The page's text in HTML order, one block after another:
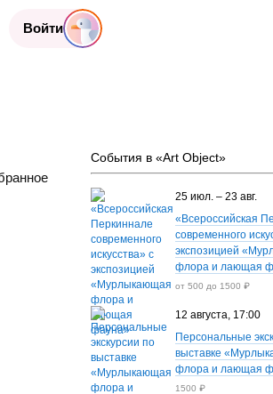
Войти
События в «Art Object»
25 июл. – 23 авг.
«Всероссийская
современного
экспозицией
флора и лающая
от 500 до 1500 ₽
12 августа, 17:00
Персональные
выставке
флора и лающая
1500 ₽